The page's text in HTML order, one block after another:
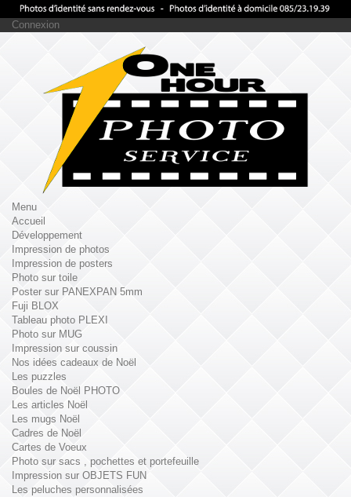
Connexion
Menu
Accueil
Développement
Impression de photos
Impression de posters
Photo sur toile
Poster sur PANEXPAN 5mm
Fuji BLOX
Tableau photo PLEXI
Photo sur MUG
Impression sur coussin
Nos idées cadeaux de Noël
Les puzzles
Boules de Noël PHOTO
Les articles Noël
Les mugs Noël
Cadres de Noël
Cartes de Voeux
Photo sur sacs , pochettes et portefeuille
Impression sur OBJETS FUN
Les peluches personnalisées